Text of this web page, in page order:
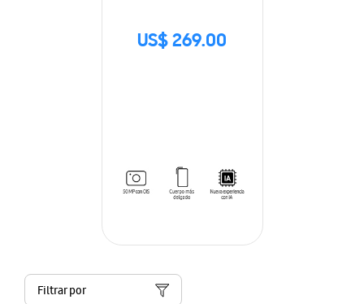
US$ 269.00
Filtrar por